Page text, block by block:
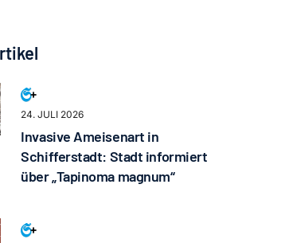
24. JULI 2026
Invasive Ameisenart in
Schifferstadt: Stadt informiert
über „Tapinoma magnum“